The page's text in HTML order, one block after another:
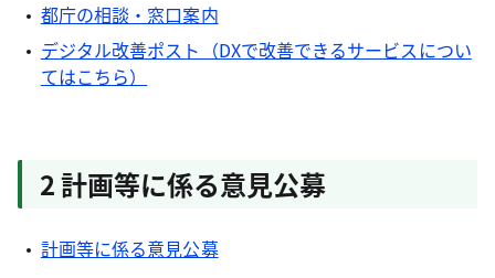
都庁の相談・窓口案内
デジタル改善ポスト（DXで改善できるサービスについ
てはこちら）
2 計画等に係る意見公募
計画等に係る意見公募